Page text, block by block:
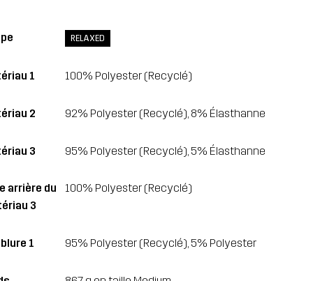
RELAXED
1 100% Polyester (Recyclé)
2 92% Polyester (Recyclé), 8% Élasthanne
3 95% Polyester (Recyclé), 5% Élasthanne
arrière du
3
100% Polyester (Recyclé)
1 95% Polyester (Recyclé), 5% Polyester